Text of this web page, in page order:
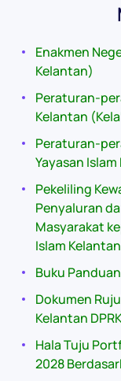
Enakmen
Kelantan)
Peraturan-
Kelantan
Peraturan-
Yayasan
Pekeliling
Penyaluran
Masyarakat
Islam Kelantan
Buku
Dokumen
Kelantan
Hala Tuju
2028